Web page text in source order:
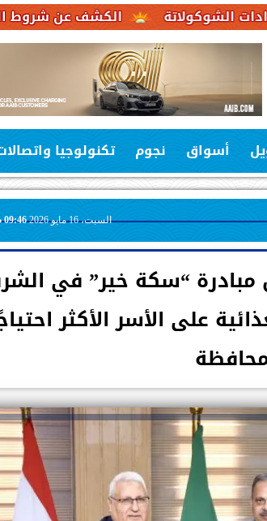
الكشف عن شروط الزمالك
أسواق نجوم تكنولوجيا
السبت، 16 مايو 2026 09:46 صـ
مبادرة “سكة خير” في
على الأسر الأكثر